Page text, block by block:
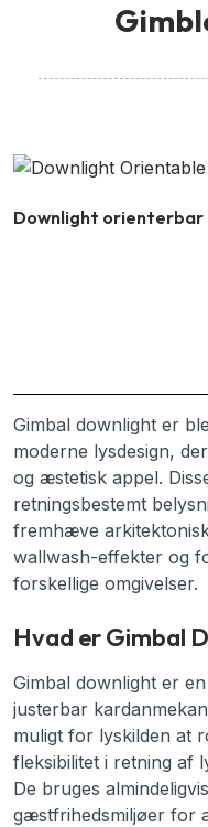
Downlight orienterbar
Gimbal downlight er
moderne lysdesign,
og æstetisk appel.
retningsbestemt
fremhæve
wallwash-effekter og
forskellige omgivelser.
Hvad er Gimbal
Gimbal downlight er
justerbar
muligt for lyskilden at
fleksibilitet i retning af
De bruges
gæstfrihedsmiljøer for